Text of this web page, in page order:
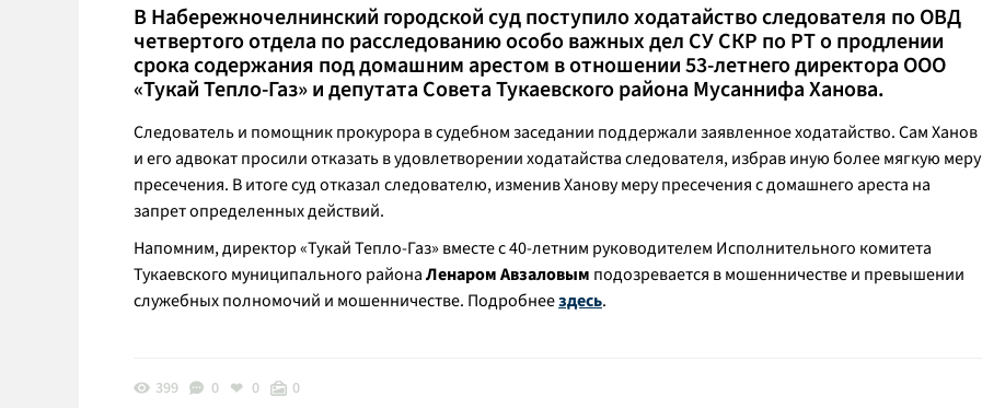
В Набережночелнинский городской суд поступило ходатайство следователя по ОВД
четвертого отдела по расследованию особо важных дел СУ СКР по РТ о продлении
срока содержания под домашним арестом в отношении 53-летнего директора ООО
«Тукай Тепло-Газ» и депутата Совета Тукаевского района Мусаннифа Ханова.
Следователь и помощник прокурора в судебном заседании поддержали заявленное ходатайство. Сам Ханов
и его адвокат просили отказать в удовлетворении ходатайства следователя, избрав иную более мягкую меру
пресечения. В итоге суд отказал следователю, изменив Ханову меру пресечения с домашнего ареста на
запрет определенных действий.
Напомним, директор «Тукай Тепло-Газ» вместе с 40-летним руководителем Исполнительного комитета
Тукаевского муниципального районаЛенаром Авзаловым подозревается в мошенничестве и превышении
служебных полномочий и мошенничестве. Подробнеездесь.
399 0 0 0